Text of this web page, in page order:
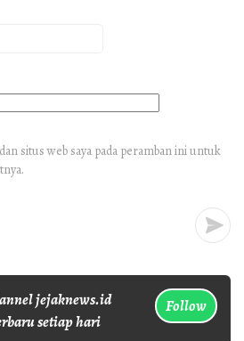
situs web saya pada peramban ini untuk
jejaknews.id
setiap hari
Follow